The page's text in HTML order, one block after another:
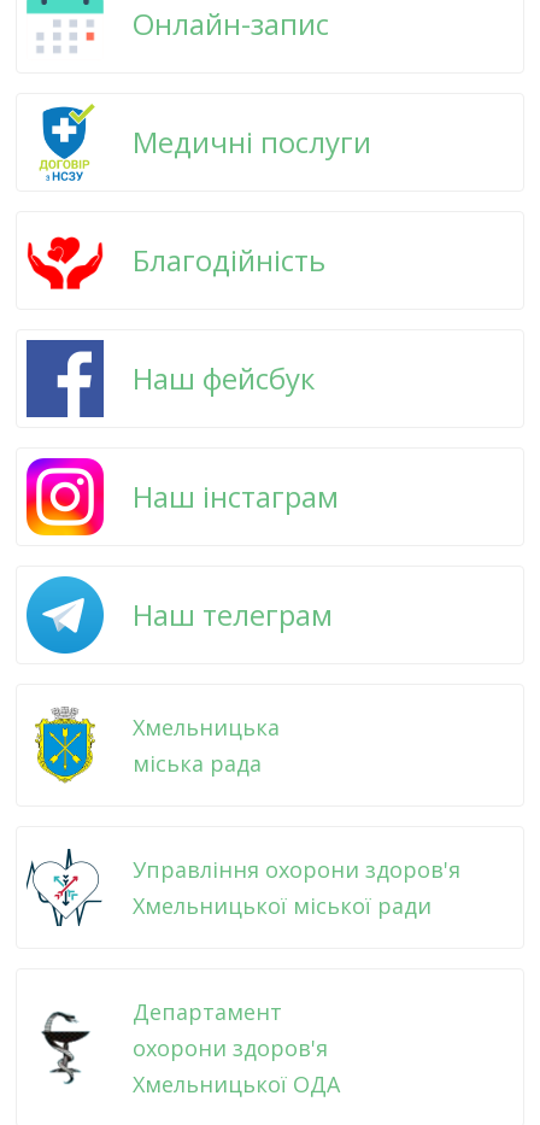
Онлайн-запис
Медичні послуги
Благодійність
Наш фейсбук
Наш інстаграм
Наш телеграм
Хмельницька
міська рада
Управління охорони здоров'я
Хмельницької міської ради
Департамент
охорони здоров'я
Хмельницької ОДА